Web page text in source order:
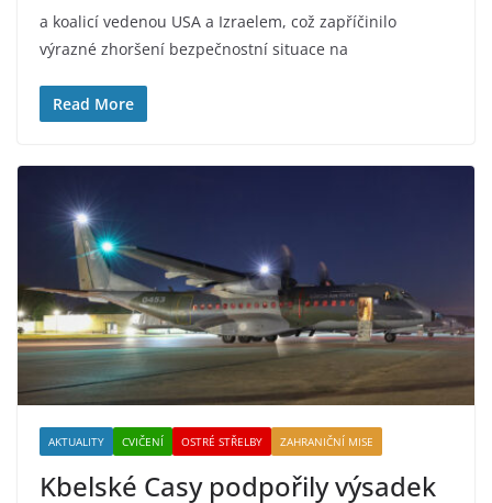
a koalicí vedenou USA a Izraelem, což zapříčinilo
výrazné zhoršení bezpečnostní situace na
Read More
AKTUALITY CVIČENÍ OSTRÉ STŘELBY ZAHRANIČNÍ MISE
Kbelské Casy podpořily výsadek